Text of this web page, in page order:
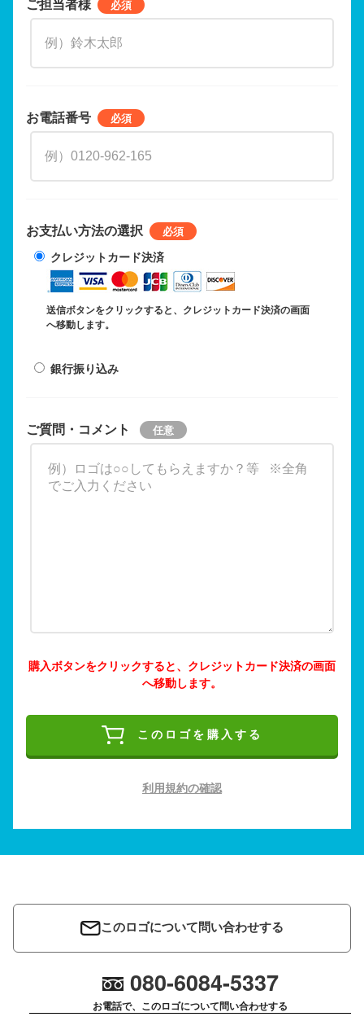
お電話番号
お支払い方法の選択
クレジットカード決済
送信ボタンをクリックすると、クレジットカード決済の画面
へ移動します。
銀行振り込み
ご質問・コメント
購入ボタンをクリックすると、クレジットカード決済の画面
へ移動します。
このロゴを購入する
利用規約の確認
このロゴについて問い合わせする
080-6084-5337
お電話で、このロゴについて問い合わせする